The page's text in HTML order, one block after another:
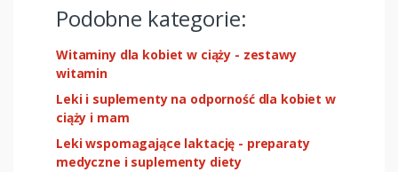
Podobne kategorie:
Witaminy dla kobiet w ciąży - zestawy
witamin
Leki i suplementy na odporność dla kobiet w
ciąży i mam
Leki wspomagające laktację - preparaty
medyczne i suplementy diety